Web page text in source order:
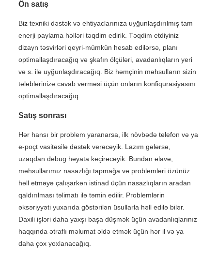
Ön satış
Biz texniki dəstək və ehtiyaclarınıza uyğunlaşdırılmış tam
enerji paylama həlləri təqdim edirik. Təqdim etdiyiniz
dizayn təsvirləri qeyri-mümkün hesab edilərsə, planı
optimallaşdıracağıq və şkafın ölçüləri, avadanlıqların yeri
və s. ilə uyğunlaşdıracağıq. Biz həmçinin məhsulların sizin
tələblərinizə cavab verməsi üçün onların konfiqurasiyasını
optimallaşdıracağıq.
Satış sonrası
Hər hansı bir problem yaranarsa, ilk növbədə telefon və ya
e-poçt vasitəsilə dəstək verəcəyik. Lazım gələrsə,
uzaqdan debug həyata keçirəcəyik. Bundan əlavə,
məhsullarımız nasazlığı tapmağa və problemləri özünüz
həll etməyə çalışarkən istinad üçün nasazlıqların aradan
qaldırılması təlimatı ilə təmin edilir. Problemlərin
əksəriyyəti yuxarıda göstərilən üsullarla həll edilə bilər.
Daxili işləri daha yaxşı başa düşmək üçün avadanlıqlarınız
haqqında ətraflı məlumat əldə etmək üçün hər il və ya
daha çox yoxlanacağıq.